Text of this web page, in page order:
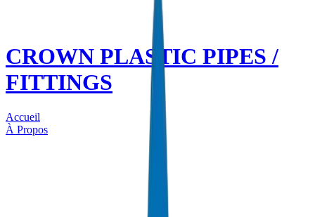
CROWN PLASTIC PIPES /
FITTINGS
Accueil
À Propos